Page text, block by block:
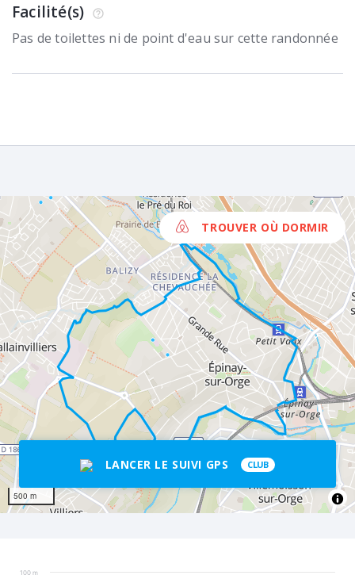
Facilité(s)
Pas de toilettes ni de point d'eau sur cette randonnée
500 m
TROUVER OÙ DORMIR
LANCER LE SUIVI GPS CLUB
100 m